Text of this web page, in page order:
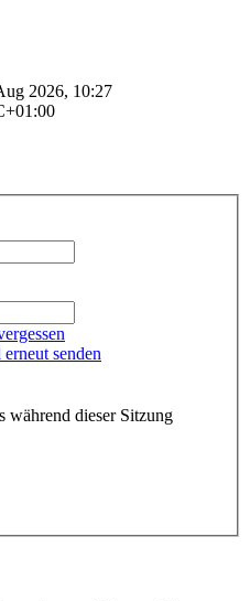
2026, 10:27
senden
während dieser Sitzung